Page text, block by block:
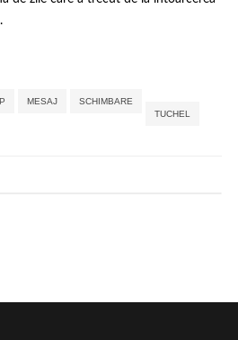
MESAJ SCHIMBARE
TUCHEL